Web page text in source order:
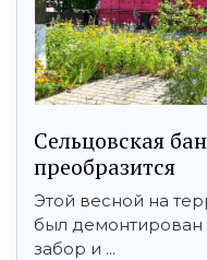
Сельцовская
преобразится
Этой весной на
был
забор и ...